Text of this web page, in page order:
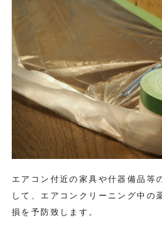
エアコン付近の家具や什器備品等
して、エアコンクリーニング中の
損を予防致します。